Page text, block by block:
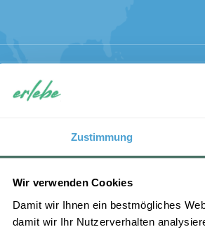
Zustimmung
Wir verwenden Cookies
Damit wir Ihnen ein bestmögliches
damit wir Ihr Nutzerverhalten
zum
Anmelden